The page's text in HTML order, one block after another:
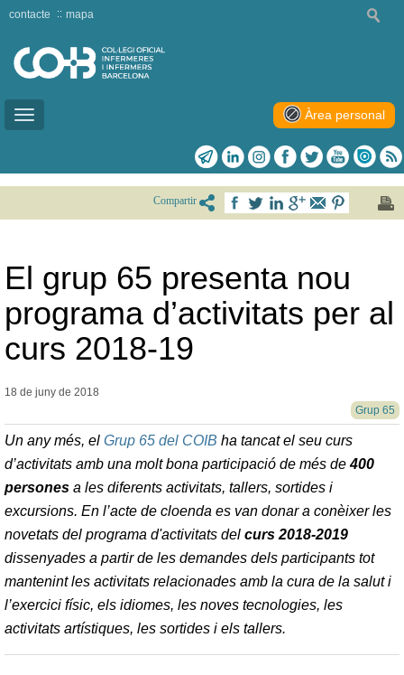
Toggle
contacte mapa
Àrea personal
Compartir
El grup 65 presenta nou
programa d’activitats per al
curs 2018-19
18 de juny de 2018
Grup 65
Un any més, el Grup 65 del COIB ha tancat el seu curs
d’activitats amb una molt bona participació de més de400
persones a les diferents activitats, tallers, sortides i
excursions. En l’acte de cloenda es van donar a conèixer les
novetats del programa d'activitats del curs 2018-2019
dissenyades a partir de les demandes dels participants tot
mantenint les activitats relacionades amb la cura de la salut i
l’exercici físic, els idiomes, les noves tecnologies, les
activitats artístiques, les sortides i els tallers.